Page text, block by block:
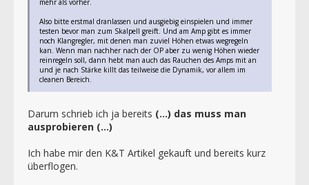
mehr als vorher.
Also bitte erstmal dranlassen und ausgiebig einspielen und immer
testen bevor man zum Skalpell greift. Und am Amp gibt es immer
noch Klangregler, mit denen man zuviel Höhen etwas wegregeln
kan. Wenn man nachher nach der OP aber zu wenig Höhen wieder
reinregeln soll, dann hebt man auch das Rauchen des Amps mit an
und je nach Stärke killt das teilweise die Dynamik, vor allem im
cleanen Bereich.
Darum schrieb ich ja bereits (...) das muss man
ausprobieren (...)
Ich habe mir den K&T Artikel gekauft und bereits kurz
überflogen.